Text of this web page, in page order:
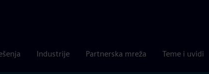
Industrije Partnerska mreža Teme i uvidi